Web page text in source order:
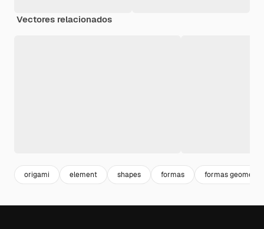
Vectores relacionados
origami element shapes formas formas